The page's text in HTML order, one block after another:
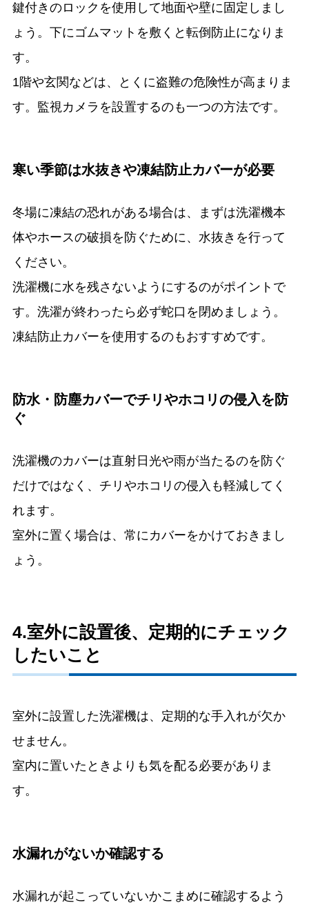
鍵付きのロックを使用して地面や壁に固定しまし
ょう。下にゴムマットを敷くと転倒防止になりま
す。
1階や玄関などは、とくに盗難の危険性が高まりま
す。監視カメラを設置するのも一つの方法です。
寒い季節は水抜きや凍結防止カバーが必要
冬場に凍結の恐れがある場合は、まずは洗濯機本
体やホースの破損を防ぐために、水抜きを行って
ください。
洗濯機に水を残さないようにするのがポイントで
す。洗濯が終わったら必ず蛇口を閉めましょう。
凍結防止カバーを使用するのもおすすめです。
防水・防塵カバーでチリやホコリの侵入を防
ぐ
洗濯機のカバーは直射日光や雨が当たるのを防ぐ
だけではなく、チリやホコリの侵入も軽減してく
れます。
室外に置く場合は、常にカバーをかけておきまし
ょう。
4.室外に設置後、定期的にチェック
したいこと
室外に設置した洗濯機は、定期的な手入れが欠か
せません。
室内に置いたときよりも気を配る必要がありま
す。
水漏れがないか確認する
水漏れが起こっていないかこまめに確認するよう